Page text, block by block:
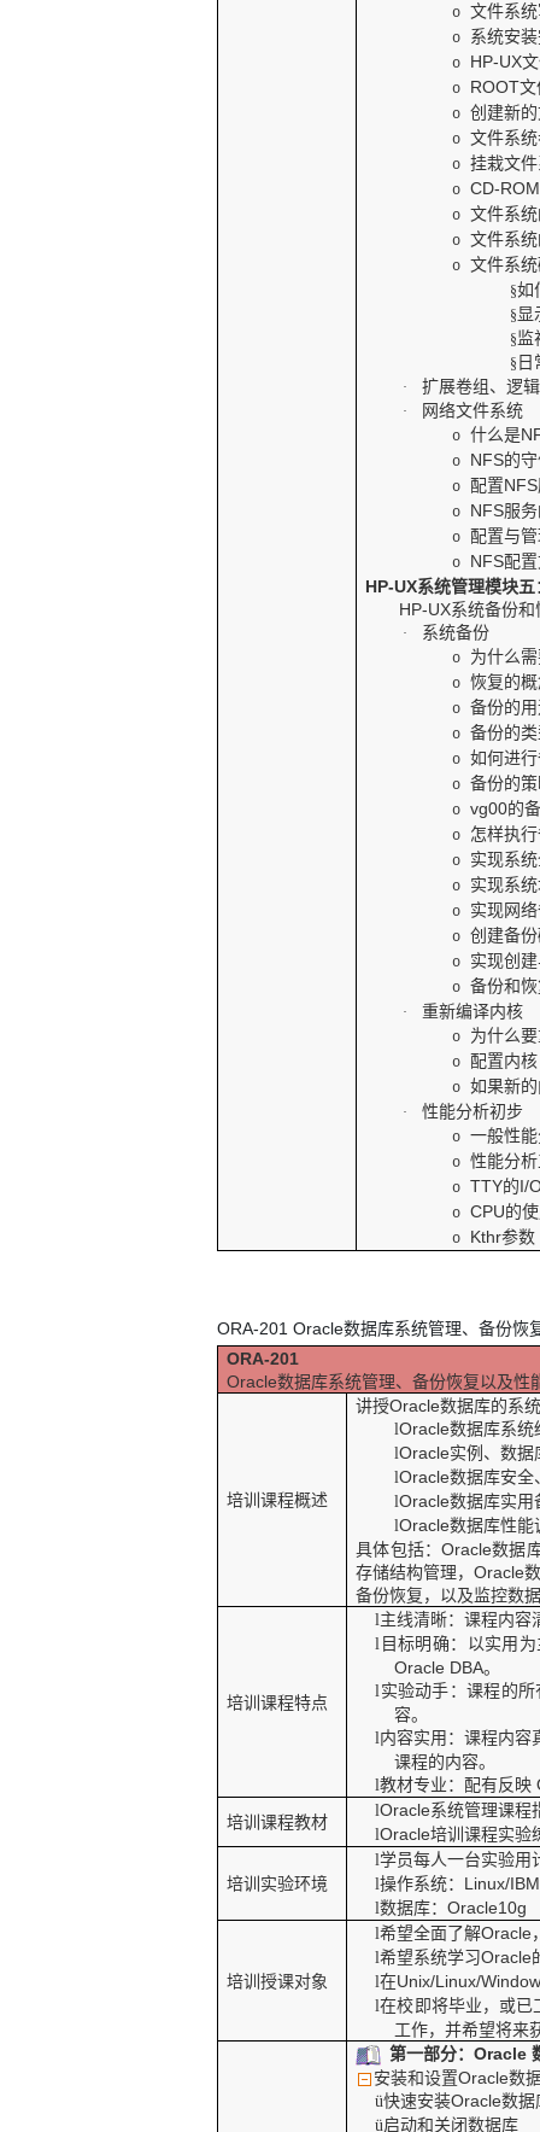
o 文件系
o 系统安
o HP-UX
o ROOT文
o 创建新
o 文件系
o 挂栽文
o CD-ROM
o 文件系
o 文件系
o 文件系
§如
§ 显
§监
§ 日
· 扩展卷组、逻
· 网络文件系统
o 什么是
o NFS的
o 配置NFS
o NFS服
o 配置与
o NFS配
HP-UX系统管理模块五
HP-UX系统备份
· 系统备份
o 为什么
o 恢复的
o 备份的
o 备份的
o 如何进
o 备份的
o vg00的
o 怎样执
o 实现系
o 实现系
o 实现网
o 创建备
o 实现创
o 备份和
· 重新编译内核
o 为什么
o 配置内核
o 如果新
· 性能分析初步
o 一般性
o 性能分
o TTY的I/
o CPU的
o Kthr参数
ORA-201 Oracle数据库系统管理、备份恢
ORA-201
Oracle数据库系统管理、备份恢复以及性
培训课程概述
讲授Oracle数据库的系
lOracle数据库系统
lOracle实例、数据
lOracle数据库安全
lOracle数据库实用
lOracle数据库性能
具体包括：Oracle数据
存储结构管理，Oracle
备份恢复，以及监控数
培训课程特点
l主线清晰：课程内容
l 目标明确：以实用
Oracle DBA。
l实验动手：课程的
容。
l内容实用：课程内容
课程的内容。
l教材专业：配有反映
培训课程教材
lOracle系统管理课程
lOracle培训课程实验
培训实验环境
l学员每人一台实验用
l操作系统： Linux/
l数据库：Oracle10g
培训授课对象
l希望全面了解Oracle
l希望系统学习Oracle
l在Unix/Linux/
l在校即将毕业，或已
工作，并希望将来
第一部分：Oracle
安装和设置Oracle数
ü快速安装Oracle数据
ü启动和关闭数据库